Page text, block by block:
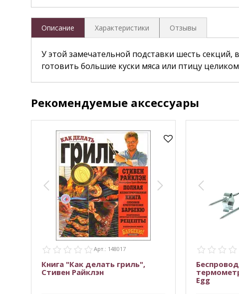
Описание Характеристики Отзывы
У этой замечательной подставки шесть
готовить большие куски мяса или птицу
Рекомендуемые аксессуары
Арт.: 148017
Книга "Как делать гриль",
Стивен Райклэн
Egg